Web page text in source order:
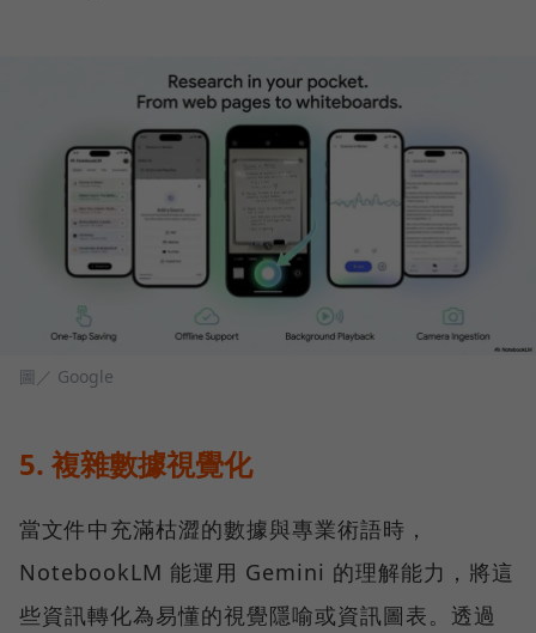
圖／ Google
5. 複雜數據視覺化
當文件中充滿枯澀的數據與專業術語時，
NotebookLM 能運用 Gemini 的理解能力，將這
些資訊轉化為易懂的視覺隱喻或資訊圖表。透過